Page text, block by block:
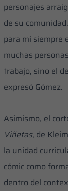
personajes
de su
para mí siempre
muchas
trabajo, sino el
expresó Gómez.
Asimismo, el
Viñetas, de
la unidad
cómic como
dentro del